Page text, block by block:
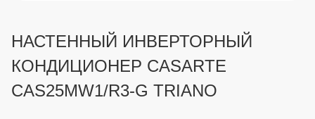
НАСТЕННЫЙ ИНВЕРТОРНЫЙ
КОНДИЦИОНЕР CASARTE
CAS25MW1/R3-G TRIANO